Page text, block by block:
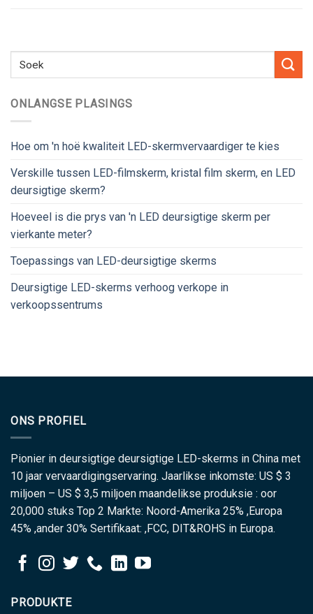
ONLANGSE PLASINGS
Hoe om 'n hoë kwaliteit LED-skermvervaardiger te kies
Verskille tussen LED-filmskerm, kristal film skerm, en LED
deursigtige skerm?
Hoeveel is die prys van 'n LED deursigtige skerm per
vierkante meter?
Toepassings van LED-deursigtige skerms
Deursigtige LED-skerms verhoog verkope in
verkoopssentrums
ONS PROFIEL
Pionier in deursigtige deursigtige LED-skerms in China met
10 jaar vervaardigingservaring. Jaarlikse inkomste: US $ 3
miljoen – US $ 3,5 miljoen maandelikse produksie : oor
20,000 stuks Top 2 Markte: Noord-Amerika 25% ,Europa
45% ,ander 30% Sertifikaat: ,FCC, DIT&ROHS in Europa.
PRODUKTE